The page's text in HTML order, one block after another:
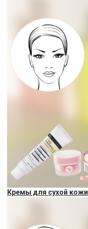
Кремы для сухой кожи